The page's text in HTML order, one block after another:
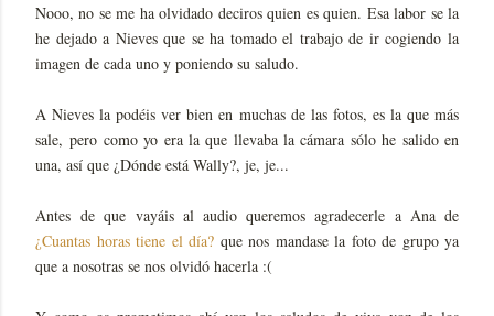
Nooo, no se me ha olvidado deciros quien es quien. Esa labor se la
he dejado a Nieves que se ha tomado el trabajo de ir cogiendo la
imagen de cada uno y poniendo su saludo.
A Nieves la podéis ver bien en muchas de las fotos, es la que más
sale, pero como yo era la que llevaba la cámara sólo he salido en
una, así que ¿Dónde está Wally?, je, je...
Antes de que vayáis al audio queremos agradecerle a Ana de
¿Cuantas horas tiene el día? que nos mandase la foto de grupo ya
que a nosotras se nos olvidó hacerla :(